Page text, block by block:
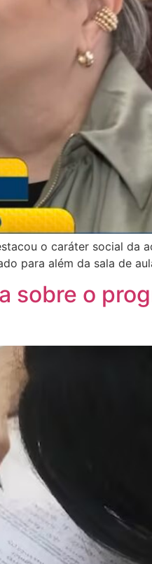
o caráter social da
para além da sala de
sobre o